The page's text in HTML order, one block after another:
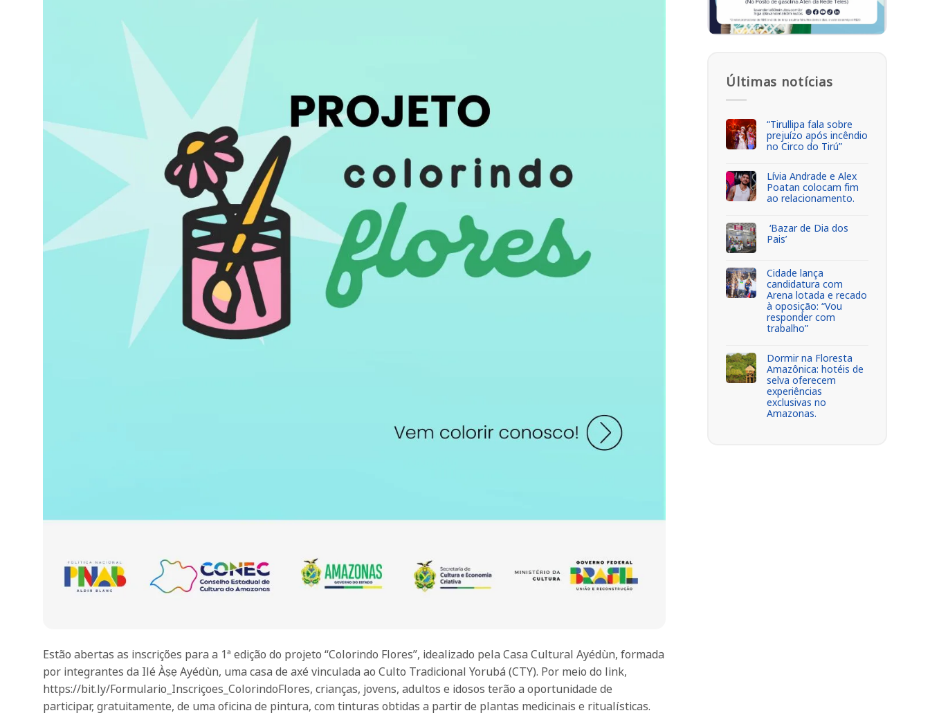
Estão abertas as inscrições para a 1ª edição do projeto “Colorindo Flores”, idealizado pela Casa Cultural Ayédùn, formada
por integrantes da Ilé Àṣẹ Ayédùn, uma casa de axé vinculada ao Culto Tradicional Yorubá (CTY). Por meio do link,
https://bit.ly/Formulario_Inscriçoes_ColorindoFlores, crianças, jovens, adultos e idosos terão a oportunidade de
participar, gratuitamente, de uma oficina de pintura, com tinturas obtidas a partir de plantas medicinais e ritualísticas.
Últimas notícias
“Tirullipa fala sobre
prejuízo após incêndio
no Circo do Tirú”
Lívia Andrade e Alex
Poatan colocam fim
ao relacionamento.
‘Bazar de Dia dos
Pais’
Cidade lança
candidatura com
Arena lotada e recado
à oposição: “Vou
responder com
trabalho”
Dormir na Floresta
Amazônica: hotéis de
selva oferecem
experiências
exclusivas no
Amazonas.